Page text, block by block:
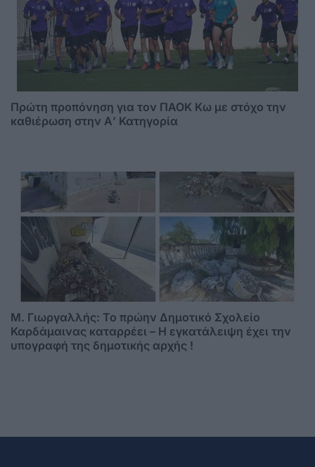
Πρώτη προπόνηση για τον ΠΑΟΚ Κω με στόχο την
καθιέρωση στην Α’ Κατηγορία
M. Γιωργαλλής: Το πρώην Δημοτικό Σχολείο
Καρδάμαινας καταρρέει – Η εγκατάλειψη έχει την
υπογραφή της δημοτικής αρχής !